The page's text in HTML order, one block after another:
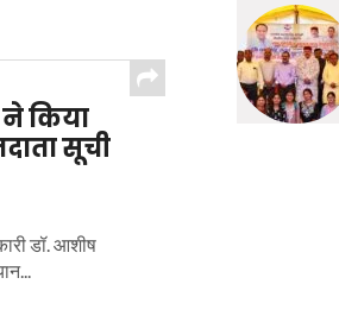
किया
सूची
डॉ. आशीष